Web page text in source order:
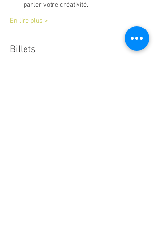
parler votre créativité.
En lire plus >
Billets